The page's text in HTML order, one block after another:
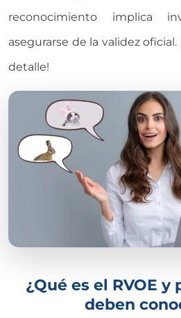
reconocimiento
implica
asegurarse de la validezoficial.
detalle!
¿Qué es el RVOE
deben